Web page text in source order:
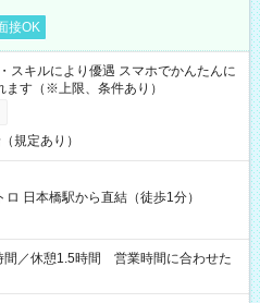
接OK
キルにより優遇 スマホでかんたんに
ます（※上限、条件あり）
規定あり）
日本橋駅から直結（徒歩1分）